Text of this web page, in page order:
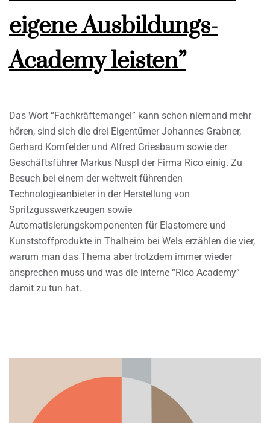
eigene Ausbildungs-
Academy leisten”
Das Wort “Fachkräftemangel” kann schon niemand mehr
hören, sind sich die drei Eigentümer Johannes Grabner,
Gerhard Kornfelder und Alfred Griesbaum sowie der
Geschäftsführer Markus Nuspl der Firma Rico einig. Zu
Besuch bei einem der weltweit führenden
Technologieanbieter in der Herstellung von
Spritzgusswerkzeugen sowie
Automatisierungskomponenten für Elastomere und
Kunststoffprodukte in Thalheim bei Wels erzählen die vier,
warum man das Thema aber trotzdem immer wieder
ansprechen muss und was die interne “Rico Academy”
damit zu tun hat.